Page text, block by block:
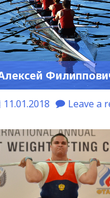
11.01.2018 Leave a